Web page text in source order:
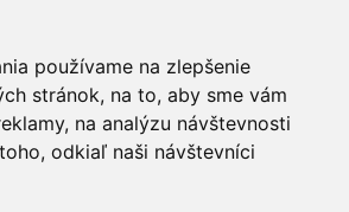
používame na zlepšenie
stránok, na to, aby sme vám
na analýzu návštevnosti
odkiaľ naši návštevníci